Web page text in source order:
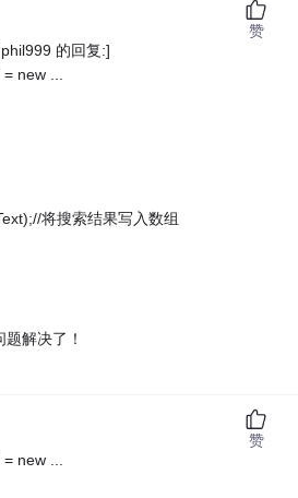
的回复:]
new ...
将搜索结果写入数组
解决了！
赞
new ...
赞